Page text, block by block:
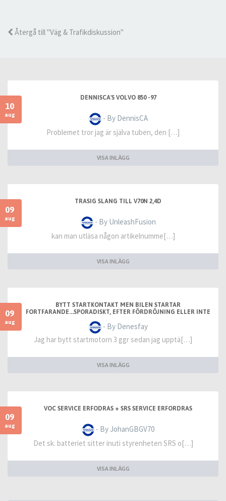
Återgå till "Väg & Trafikdiskussion"
10
aug
DENNISCA'S VOLVO 850 -97
- By DennisCA
Problemet tror jag är själva tuben, den […]
VISA INLÄGG
09
aug
TRASIG SLANG TILL V70N 2,4D
- By UnleashFusion
kan man utläsa någon artikelnumme[…]
VISA INLÄGG
09
aug
BYTT STARTKONTAKT MEN BILEN STARTAR
FORTFARANDE...SPORADISKT, EFTER FÖRDRÖJNING ELLER INTE
- By Denesfay
Jag har bytt startmotorn 3 ggr sedan jag upptä[…]
VISA INLÄGG
09
aug
VOC SERVICE ERFODRAS + SRS SERVICE ERFORDRAS
- By JohanGBGV70
Det sk. batteriet sitter inuti styrenheten SRS o[…]
VISA INLÄGG